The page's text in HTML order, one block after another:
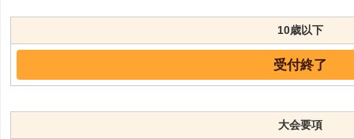
10歳以下
受付終了
大会要項